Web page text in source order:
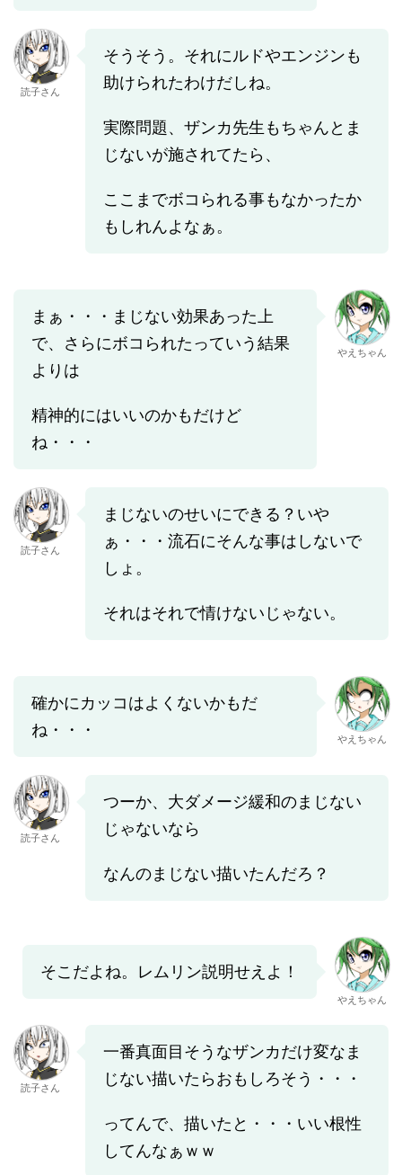
読子さん
そうそう。それにルドやエンジンも
助けられたわけだしね。
実際問題、ザンカ先生もちゃんとま
じないが施されてたら、
ここまでボコられる事もなかったか
もしれんよなぁ。
まぁ・・・まじない効果あった上
で、さらにボコられたっていう結果
よりは
精神的にはいいのかもだけど
ね・・・
やえちゃん
読子さん
まじないのせいにできる？いや
ぁ・・・流石にそんな事はしないで
しょ。
それはそれで情けないじゃない。
確かにカッコはよくないかもだ
ね・・・
やえちゃん
読子さん
つーか、大ダメージ緩和のまじない
じゃないなら
なんのまじない描いたんだろ？
そこだよね。レムリン説明せえよ！
やえちゃん
読子さん
一番真面目そうなザンカだけ変なま
じない描いたらおもしろそう・・・
ってんで、描いたと・・・いい根性
してんなぁｗｗ